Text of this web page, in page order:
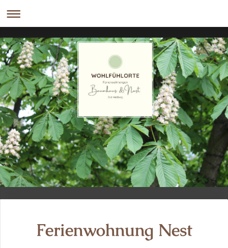
Ferienwohnung Nest